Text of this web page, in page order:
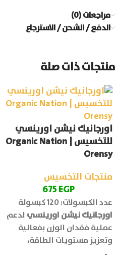
مراجعات (0)
الدفع / الشحن / الاسترجاع
منتجات ذات صلة
اورجانيك نيشن اورينسي
للتخسيس | Organic Nation
Orensy
منتجات التخسيس
675EGP
عدد الكبسولات: 120 كبسولة
اورجانيك نيشن اورينسي لدعم
عملية فقدان الوزن بفعالية
وتعزيز مستويات الطاقة،